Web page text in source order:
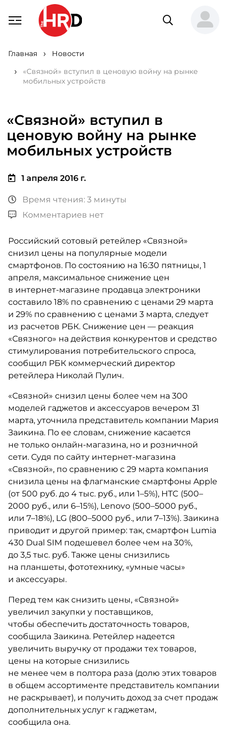
Главная
Новости
«Связной» вступил в ценовую войну на рынке
мобильных устройств
«Связной» вступил в
ценовую войну на рынке
мобильных устройств
1 апреля 2016 г.
Время чтения: 3 минуты
Комментариев нет
Российский сотовый ретейлер «Связной»
снизил цены на популярные модели
смартфонов. По состоянию на 16:30 пятницы, 1
апреля, максимальное снижение цен
в интернет-магазине продавца электроники
составило 18% по сравнению с ценами 29 марта
и 29% по сравнению с ценами 3 марта, следует
из расчетов РБК. Снижение цен — реакция
«Связного» на действия конкурентов и средство
стимулирования потребительского спроса,
сообщил РБК коммерческий директор
ретейлера Николай Пулич.
«Связной» снизил цены более чем на 300
моделей гаджетов и аксессуаров вечером 31
марта, уточнила представитель компании Мария
Заикина. По ее словам, снижение касается
не только онлайн-магазина, но и розничной
сети. Судя по сайту интернет-магазина
«Связной», по сравнению с 29 марта компания
снизила цены на флагманские смартфоны Apple
(от 500 руб. до 4 тыс. руб., или 1–5%), HTC (500–
2000 руб., или 6–15%), Lenovo (500–5000 руб.,
или 7–18%), LG (800–5000 руб., или 7–13%). Заикина
приводит и другой пример: так, смартфон Lumia
430 Dual SIM подешевел более чем на 30%,
до 3,5 тыс. руб. Также цены снизились
на планшеты, фототехнику, «умные часы»
и аксессуары.
Перед тем как снизить цены, «Связной»
увеличил закупки у поставщиков,
чтобы обеспечить достаточность товаров,
сообщила Заикина. Ретейлер надеется
увеличить выручку от продажи тех товаров,
цены на которые снизились
не менее чем в полтора раза (долю этих товаров
в общем ассортименте представитель компании
не раскрывает), и получить доход за счет продаж
дополнительных услуг к гаджетам,
сообщила она.